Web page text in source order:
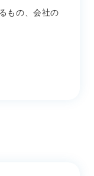
もの、会社の